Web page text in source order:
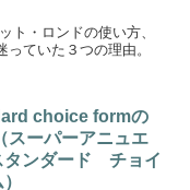
ト・ロンドの使い方、
ていた３つの理由。
choice formの
スーパーアニュエ
ンダード チョイ